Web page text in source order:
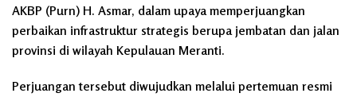
AKBP (Purn) H. Asmar, dalam upaya memperjuangkan
perbaikan infrastruktur strategis berupa jembatan dan jalan
provinsi di wilayah Kepulauan Meranti.
Perjuangan tersebut diwujudkan melalui pertemuan resmi